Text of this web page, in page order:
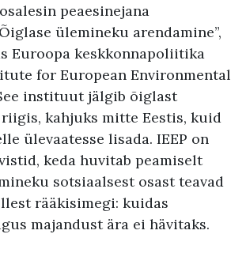
peaesinejana
ülemineku arendamine”,
Euroopa keskkonnapoliitika
for European Environmental
instituut jälgib õiglast
kahjuks mitte Eestis, kuid
ülevaatesse lisada. IEEP on
keda huvitab peamiselt
sotsiaalsest osast teavad
rääkisimegi: kuidas
majandust ära ei hävitaks.